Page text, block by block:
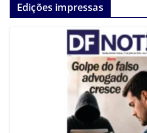
Edições impressas